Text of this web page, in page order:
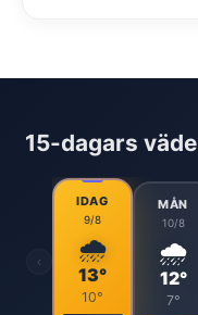
15-dagars
‹
IDAG
9/8
🌧️
13°
10°
MÅN
10/8
🌧️
12°
7°